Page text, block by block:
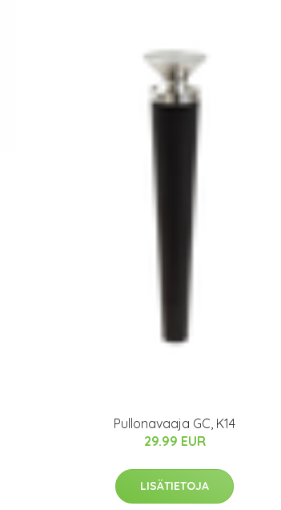
Pullonavaaja GC, K14
29.99 EUR
LISÄTIETOJA